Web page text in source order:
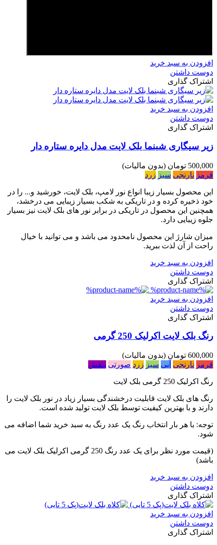
افزودن به سبد خرید
دوست داشتن
اشتراک گذاری
افزودن به سبد خرید
دوست داشتن
اشتراک گذاری
زیر سیگاری شبنما بلک لایت مدل دایره ستاره دار
500,000 تومان
(بدون مالیات)
قرمز نارنجی سبز زرد
این محصول بسیار زیبا انواع نور لامپ، بلک لایت، خورشید و... را در
خود ذخیره کرده و در تاریکی به شکب بسیار زیبایی می درخشد،
همچنین این محصول در تاریکی در برابر نور های بلک لایت نیز بسیار
جلوه زیبایی دارد.
میزان شارژ این محصول نامحدود می باشد و می توانید با خیال
راحت از آن لذت ببرید.
افزودن به سبد خرید
دوست داشتن
اشتراک گذاری
افزودن به سبد خرید
دوست داشتن
اشتراک گذاری
رنگ بلک لایت اکرلیک 250 گرمی
600,000 تومان
(بدون مالیات)
قرمز نارنجی آبی سبز زرد صورتی بنفش
رنگ اکرلیک 250 گرمی بلک لایت
رنگ های بلک لایت قابلیت درخشندگی بسیار زیاد در نور بلک لایت را
دارند و با بهترین کیفیت توسط بلک لایت تولید شده است.
توجه: با هر بار انتخاب رنگ یک عدد رنگ به سبد خرید شما اضافه می
شود.
(قیمت مورد نظر برای یک عدد رنگ 250 گرمی اکرلیک بلک لایت می
باشد)
افزودن به سبد خرید
دوست داشتن
اشتراک گذاری
افزودن به سبد خرید
دوست داشتن
اشتراک گذاری